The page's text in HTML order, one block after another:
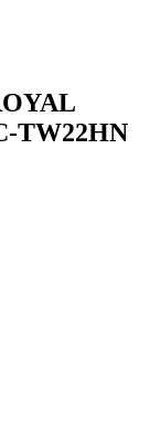
TW22HN